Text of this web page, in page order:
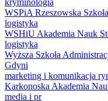
kryminologia
WSPiA Rzeszowska
logistyka
WSHiU Akademia Nauk
logistyka
Wyższa Szkoła
Gdyni
marketing i komunikacja
Karkonoska Akademia
media i pr